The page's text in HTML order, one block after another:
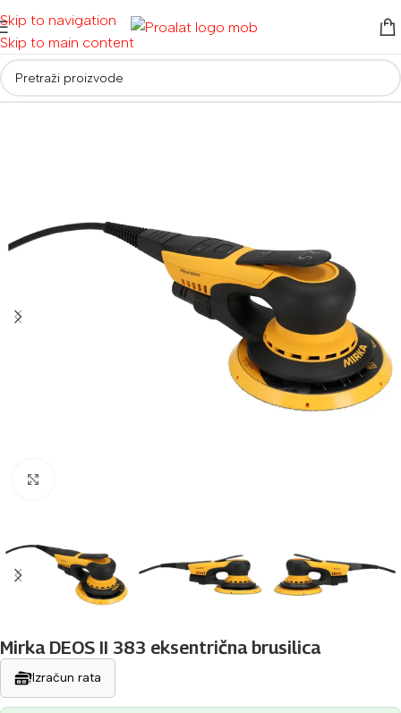
Skip to navigation
Skip to main content
Početna/ Auto detailing i oprema
Mirka DEOS II 383 eksentrična brusilica
Izračun rata